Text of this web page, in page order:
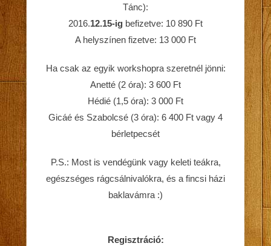
Tánc):
2016.12.15-ig befizetve: 10 890 Ft
A helyszínen fizetve: 13 000 Ft
Ha csak az egyik workshopra szeretnél jönni:
Anetté (2 óra): 3 600 Ft
Hédié (1,5 óra): 3 000 Ft
Gicáé és Szabolcsé (3 óra): 6 400 Ft vagy 4
bérletpecsét
P.S.: Most is vendégünk vagy keleti teákra,
egészséges rágcsálnivalókra, és a fincsi házi
baklavámra :)
Regisztráció: